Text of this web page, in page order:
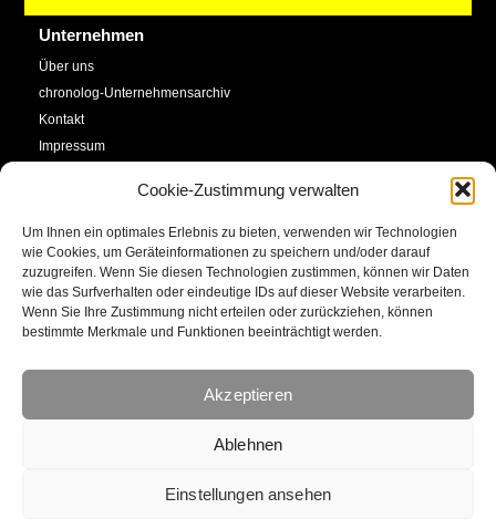
Cookie-Zustimmung verwalten
Um Ihnen ein optimales Erlebnis zu bieten, verwenden wir Technologien
wie Cookies, um Geräteinformationen zu speichern und/oder darauf
zuzugreifen. Wenn Sie diesen Technologien zustimmen, können wir Daten
wie das Surfverhalten oder eindeutige IDs auf dieser Website verarbeiten.
Wenn Sie Ihre Zustimmung nicht erteilen oder zurückziehen, können
bestimmte Merkmale und Funktionen beeinträchtigt werden.
Akzeptieren
Ablehnen
Einstellungen ansehen
Unternehmen
Über uns
chronolog-Unternehmensarchiv
Kontakt
Impressum
Cookie-Richtlinie (EU)
Service
SHOP
Newsletter
Kalender
Social Media
Facebook